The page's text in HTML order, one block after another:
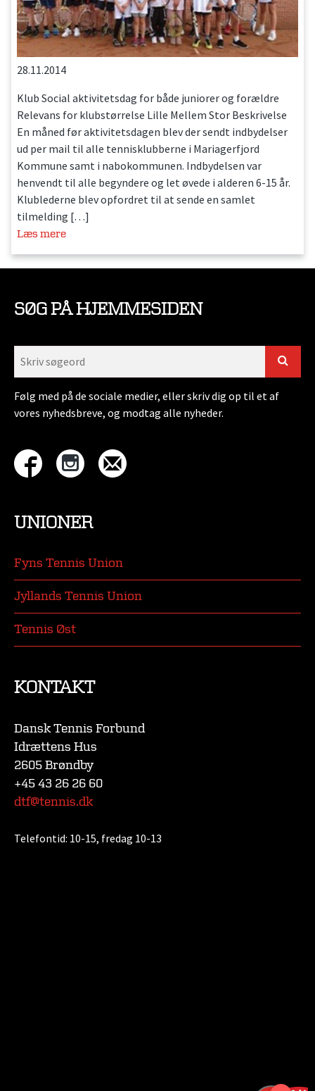
28.11.2014
Klub Social aktivitetsdag for både juniorer og forældre
Relevans for klubstørrelse Lille Mellem Stor Beskrivelse
En måned før aktivitetsdagen blev der sendt indbydelser
ud per mail til alle tennisklubberne i Mariagerfjord
Kommune samt i nabokommunen. Indbydelsen var
henvendt til alle begyndere og let øvede i alderen 6-15 år.
Klublederne blev opfordret til at sende en samlet
tilmelding […]
Læs mere
SØG PÅ HJEMMESIDEN
Følg med på de sociale medier, eller skriv dig op til et af
vores nyhedsbreve, og modtag alle nyheder.
UNIONER
Fyns Tennis Union
Jyllands Tennis Union
Tennis Øst
KONTAKT
Dansk Tennis Forbund
Idrættens Hus
2605 Brøndby
+45 43 26 26 60
dtf@tennis.dk
Telefontid: 10-15, fredag 10-13